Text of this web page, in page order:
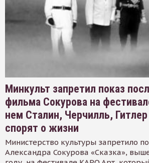
Минкульт запретил показ
фильма Сокурова на
нем Сталин, Черчилль,
спорят о жизни
Министерство культуры запретило
Александра Сокурова «Сказка»,